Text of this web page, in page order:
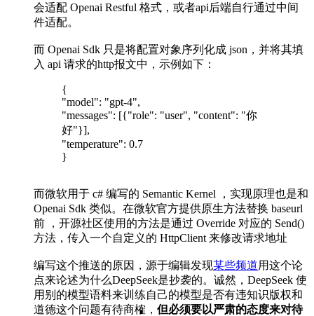
会适配 Openai Restful 格式，或者api后端自行通过中间
件适配。
而 Openai Sdk 只是将配置对象序列化成 json，并将其填
入 api 请求的http报文中，示例如下：
{
"model": "gpt-4",
"messages": [{"role": "user", "content": "你
好"}],
"temperature": 0.7
}
而微软用于 c# 编写的 Semantic Kernel ，实现原理也是和
Openai Sdk 类似。在微软官方提供原生方法替换 baseurl
前 ，开源社区使用的方法是通过 Override 对应的 Send()
方法，传入一个自定义的 HttpClient 来修改请求地址
编写这个推送的原因，源于编辑发现某些频道用这个论
点来论述为什么DeepSeek是抄袭的。诚然，DeepSeek 使
用别的模型语料来训练自己的模型是否有违知识版权和
道德这个问题有待商榷， 但必须要以严肃的态度来对待